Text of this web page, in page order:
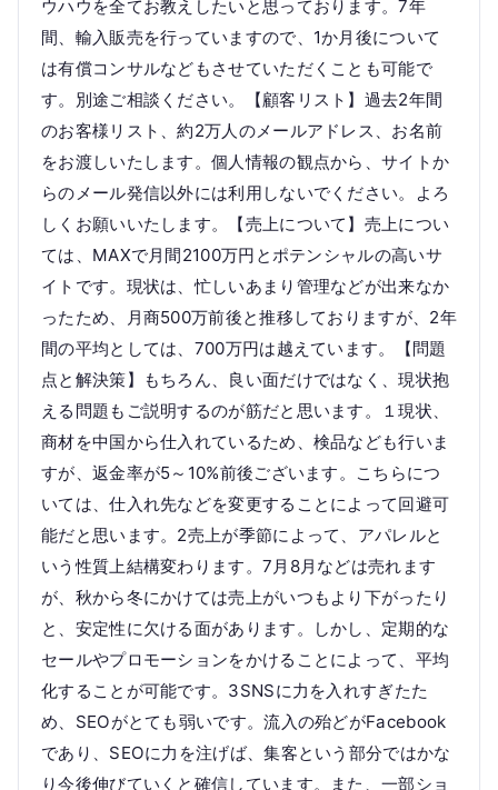
ウハウを全てお教えしたいと思っております。7年
間、輸入販売を行っていますので、1か月後について
は有償コンサルなどもさせていただくことも可能で
す。別途ご相談ください。【顧客リスト】過去2年間
のお客様リスト、約2万人のメールアドレス、お名前
をお渡しいたします。個人情報の観点から、サイトか
らのメール発信以外には利用しないでください。よろ
しくお願いいたします。【売上について】売上につい
ては、MAXで月間2100万円とポテンシャルの高いサ
イトです。現状は、忙しいあまり管理などが出来なか
ったため、月商500万前後と推移しておりますが、2年
間の平均としては、700万円は越えています。【問題
点と解決策】もちろん、良い面だけではなく、現状抱
える問題もご説明するのが筋だと思います。１現状、
商材を中国から仕入れているため、検品なども行いま
すが、返金率が5～10%前後ございます。こちらにつ
いては、仕入れ先などを変更することによって回避可
能だと思います。2売上が季節によって、アパレルと
いう性質上結構変わります。7月8月などは売れます
が、秋から冬にかけては売上がいつもより下がったり
と、安定性に欠ける面があります。しかし、定期的な
セールやプロモーションをかけることによって、平均
化することが可能です。3SNSに力を入れすぎたた
め、SEOがとても弱いです。流入の殆どがFacebook
であり、SEOに力を注げば、集客という部分ではかな
り今後伸びていくと確信しています。また、一部ショ